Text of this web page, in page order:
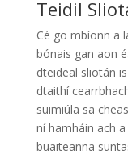
Teidil
Cé go mbíonn a
bónais gan aon
dteideal sliotán
dtaithí
suimiúla sa
ní hamháin ach
buaiteanna